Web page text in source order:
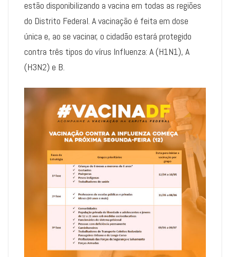
estão disponibilizando a vacina em todas as regiões
do Distrito Federal. A vacinação é feita em dose
única e, ao se vacinar, o cidadão estará protegido
contra três tipos do vírus Influenza: A (H1N1), A
(H3N2) e B.